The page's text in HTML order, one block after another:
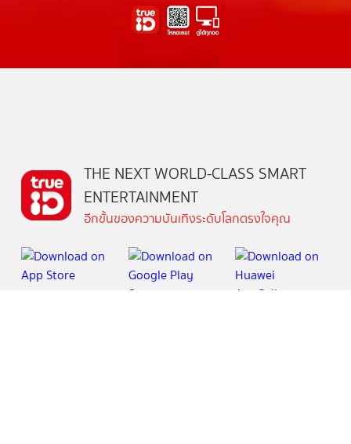
THE NEXT WORLD-CLASS SMART
ENTERTAINMENT
อีกขั้นของความบันเทิงระดับโลกตรงใจคุณ